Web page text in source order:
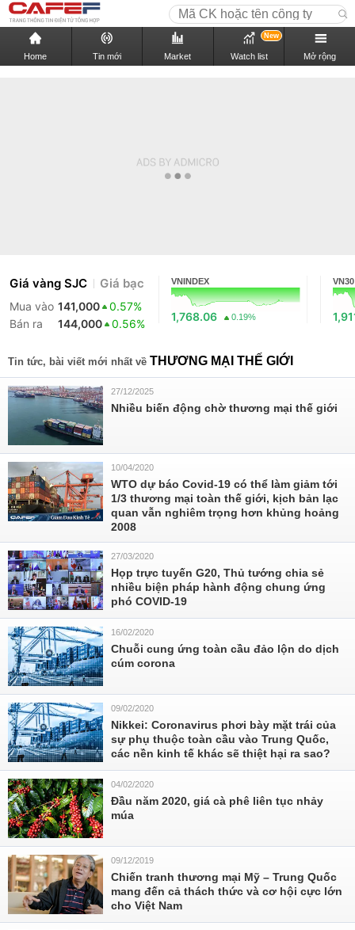
Home Tin mới Market Watch list
New
Mở rộng
Giá vàng SJC Giá bạc
Mua vào 141,000
0.57%
Bán ra
144,000 0.56%
VNINDEX
1,768.06 0.19%
VN30
Tin tức, bài viết mới nhất về THƯƠNG MẠI THẾ GIỚI
27/12/2025
Nhiều biến động chờ thương mại thế giới
10/04/2020
WTO dự báo Covid-19 có thể làm giảm tới
1/3 thương mại toàn thế giới, kịch bản lạc
quan vẫn nghiêm trọng hơn khủng hoảng
2008
27/03/2020
Họp trực tuyến G20, Thủ tướng chia sẻ
nhiều biện pháp hành động chung ứng
phó COVID-19
16/02/2020
Chuỗi cung ứng toàn cầu đảo lộn do dịch
cúm corona
09/02/2020
Nikkei: Coronavirus phơi bày mặt trái của
sự phụ thuộc toàn cầu vào Trung Quốc,
các nền kinh tế khác sẽ thiệt hại ra sao?
04/02/2020
Đầu năm 2020, giá cà phê liên tục nhảy
múa
09/12/2019
Chiến tranh thương mại Mỹ – Trung Quốc
mang đến cả thách thức và cơ hội cực lớn
cho Việt Nam